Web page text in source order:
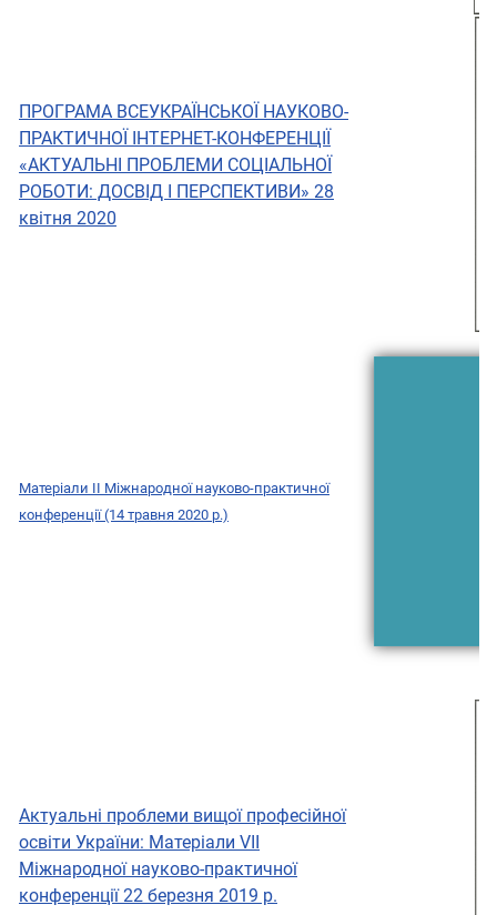
ПРОГРАМА ВСЕУКРАЇНСЬКОЇ НАУКОВО-
ПРАКТИЧНОЇ ІНТЕРНЕТ-КОНФЕРЕНЦІЇ
«АКТУАЛЬНІ ПРОБЛЕМИ СОЦІАЛЬНОЇ
РОБОТИ: ДОСВІД І ПЕРСПЕКТИВИ» 28
квітня 2020
Матеріали II Міжнародної науково-практичної
конференції (14 травня 2020 р.)
Актуальні проблеми вищої професійної
освіти України: Матеріали VІI
Міжнародної науково-практичної
конференції 22 березня 2019 р.